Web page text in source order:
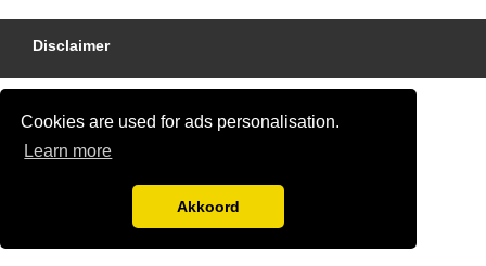
Cookies are used for ads personalisation.
Learn more
Akkoord
Disclaimer